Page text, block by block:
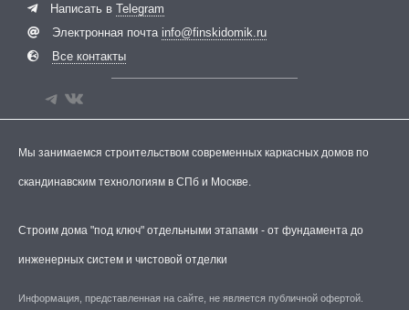
Написать в Telegram
Электронная почта info@finskidomik.ru
Все контакты
Мы занимаемся строительством современных каркасных домов по
скандинавским технологиям в СПб и Москве.
Строим дома "под ключ" отдельными этапами - от фундамента до
инженерных систем и чистовой отделки
Информация, представленная на сайте, не является публичной офертой.